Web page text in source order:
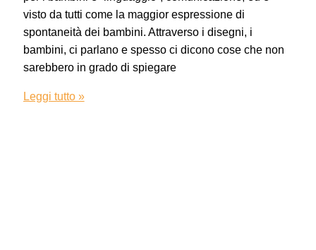
visto da tutti come la maggior espressione di
spontaneità dei bambini. Attraverso i disegni, i
bambini, ci parlano e spesso ci dicono cose che non
sarebbero in grado di spiegare
Leggi tutto »